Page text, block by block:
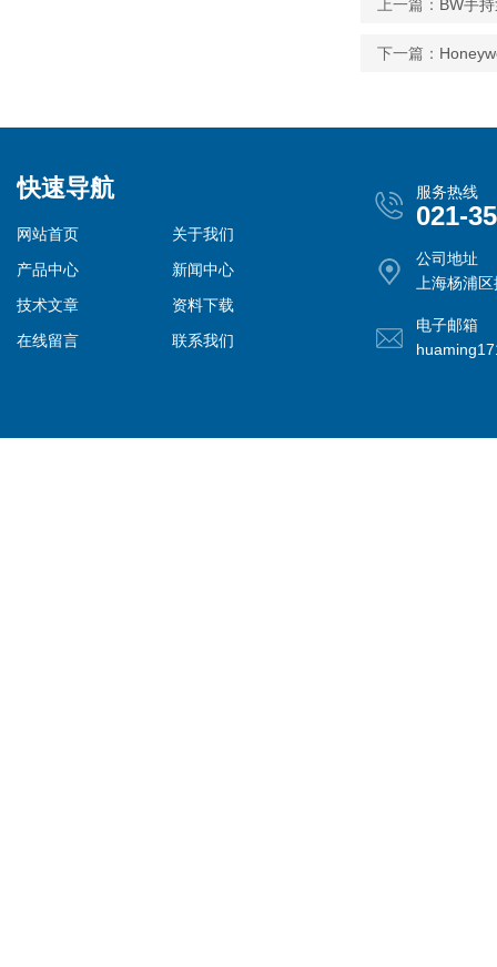
上一篇： BW手
下一篇：
快速导航
网站首页
关于我们
产品中心
新闻中心
技术文章
资料下载
在线留言
联系我们
服务热线
021-
公司地址
上海杨浦
电子邮箱